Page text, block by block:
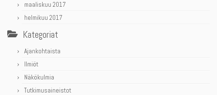
maaliskuu 2017
helmikuu 2017
Kategoriat
Ajankohtaista
Ilmiöt
Näkökulmia
Tutkimusaineistot